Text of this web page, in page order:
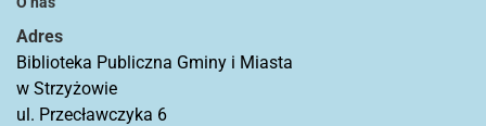
Adres
Biblioteka Publiczna Gminy i Miasta
w Strzyżowie
ul. Przecławczyka 6